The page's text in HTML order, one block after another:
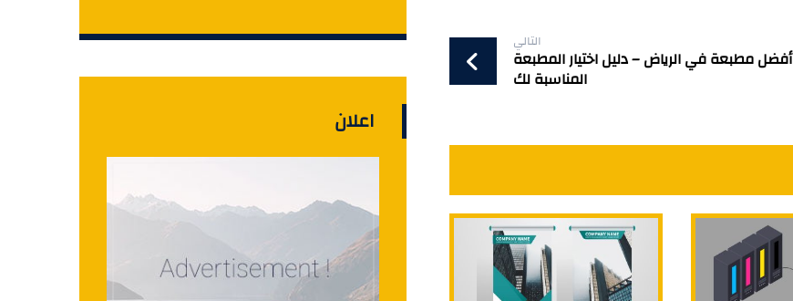
التالي
أفضل مطبعة في الرياض – دليل اختيار المطبعة
المناسبة لك
اعلان